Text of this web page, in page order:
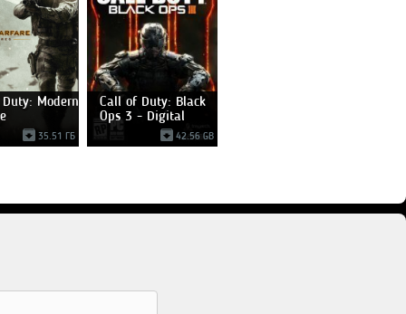
Modern
35.51 ГБ
Call of Duty: Black
Ops 3 - Digital
42.56 GB